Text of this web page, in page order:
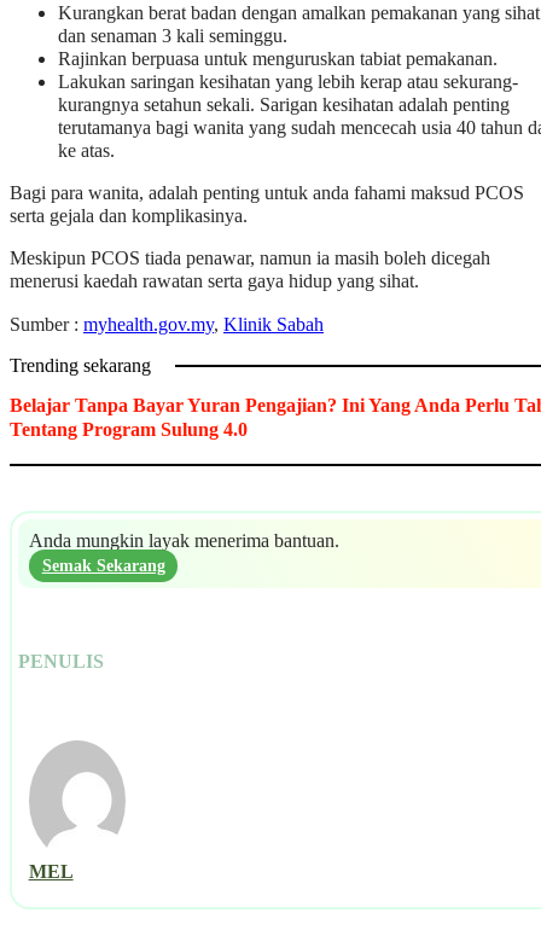
Kurangkan berat badan dengan amalkan pemakanan yang sihat
dan senaman 3 kali seminggu.
Rajinkan berpuasa untuk menguruskan tabiat pemakanan.
Lakukan saringan kesihatan yang lebih kerap atau sekurang-
kurangnya setahun sekali. Sarigan kesihatan adalah penting
terutamanya bagi wanita yang sudah mencecah usia 40 tahun
ke atas.
Bagi para wanita, adalah penting untuk anda fahami maksud PCOS
serta gejala dan komplikasinya.
Meskipun PCOS tiada penawar, namun ia masih boleh dicegah
menerusi kaedah rawatan serta gaya hidup yang sihat.
Sumber : myhealth.gov.my, Klinik Sabah
Trending sekarang
Belajar Tanpa Bayar Yuran Pengajian? Ini Yang Anda Perlu
Tentang Program Sulung 4.0
Anda mungkin layak menerima bantuan.
Semak Sekarang
PENULIS
MEL